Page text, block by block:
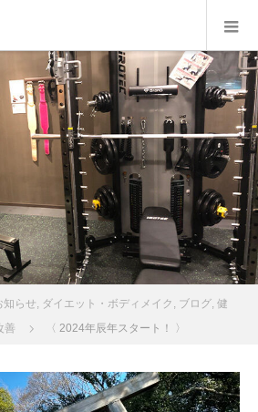
知らせ, ダイエット・ボディメイク , ブログ, 健
善 〈 2024年辰年スタート！ 〉